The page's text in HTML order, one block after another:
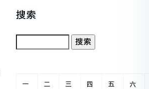
搜索
一 二 三 四 五 六